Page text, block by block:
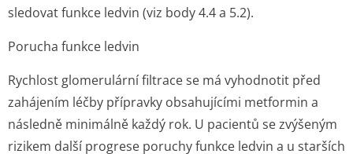
sledovat funkce ledvin (viz body 4.4 a 5.2).
Porucha funkce ledvin
Rychlost glomerulární filtrace se má vyhodnotit před
zahájením léčby přípravky obsahujícími metformin a
následně minimálně každý rok. U pacientů se zvýšeným
rizikem další progrese poruchy funkce ledvin a u starších